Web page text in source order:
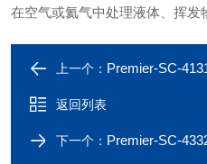
在空气或氦气中处理液体、挥发
上一个： Premier-SC-
返回列表
下一个： Premier-SC-4332双开